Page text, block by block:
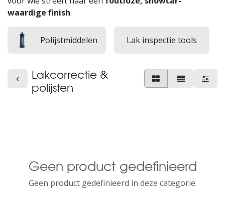
waardige finish.
Polijstmiddelen Lak inspectie tools
Lakcorrectie &
polijsten
Geen product gedefinieerd
Geen product gedefinieerd in deze categorie.